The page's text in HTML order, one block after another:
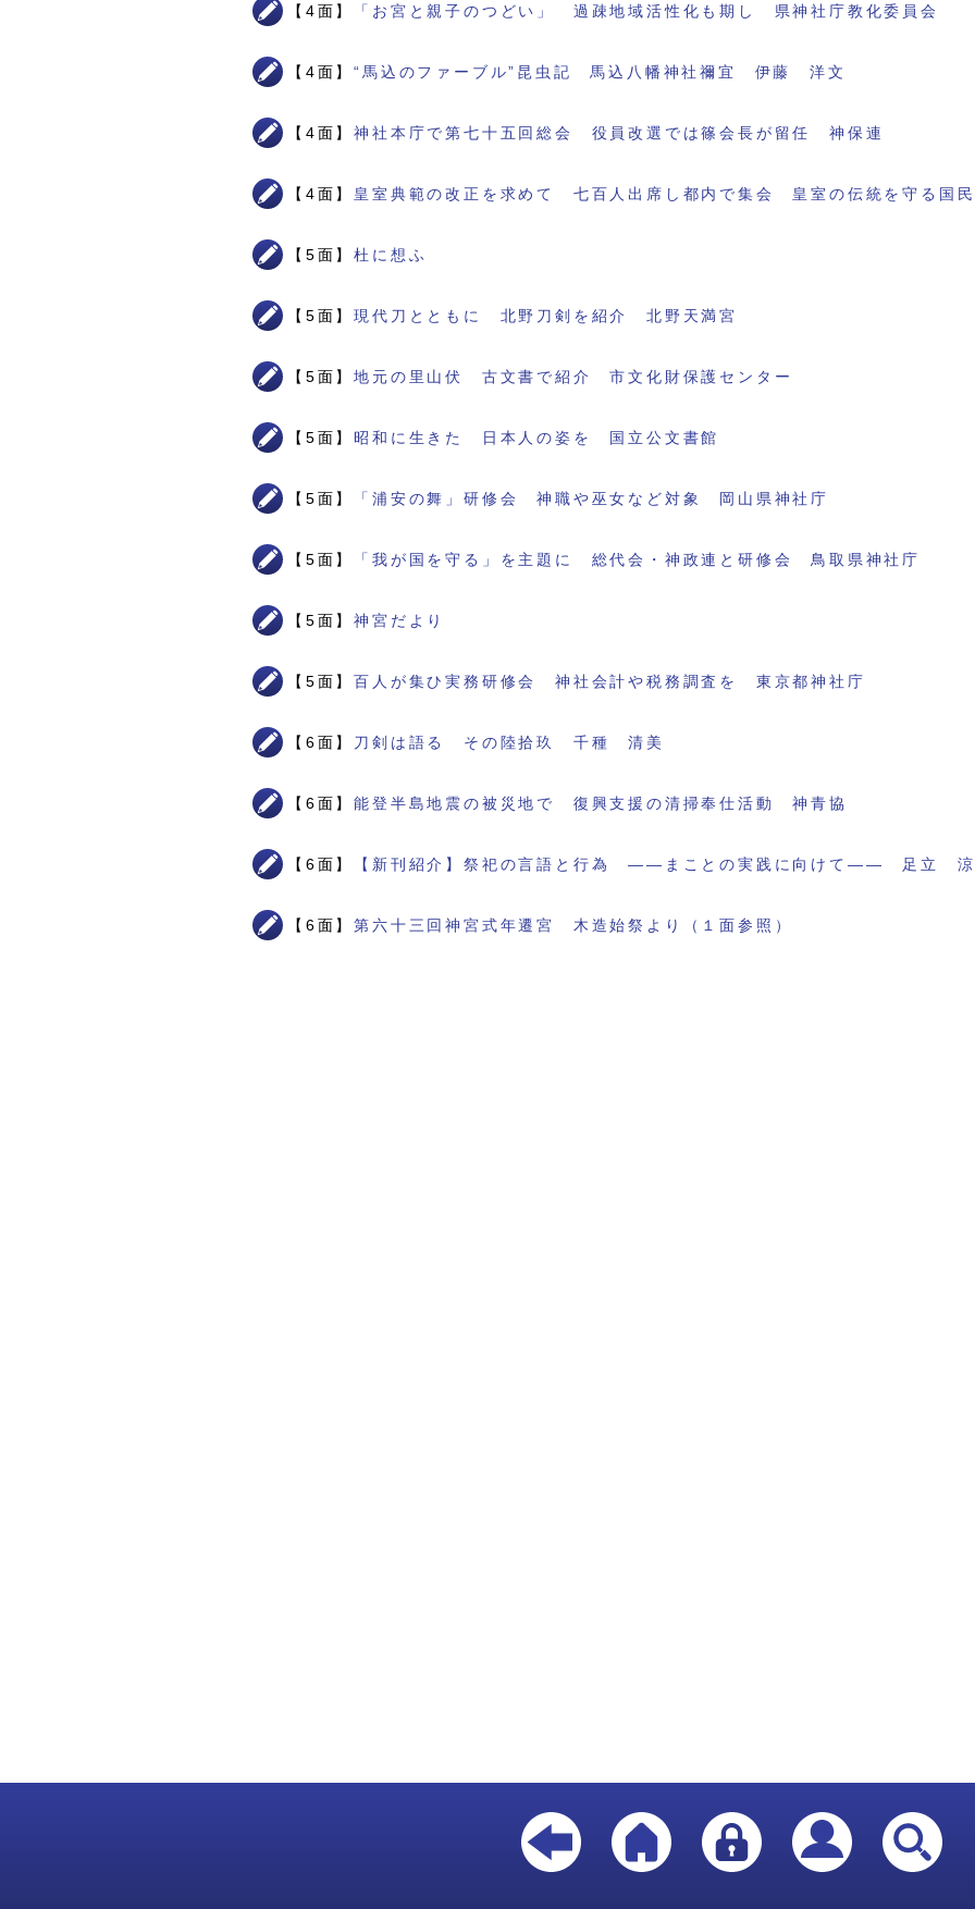
【4面】 「お宮と親子のつどい」 過疎地域活性化も期し 県神社庁教化委員会
【4面】“馬込のファーブル”昆虫記 馬込八幡神社禰宜 伊藤 洋文
【4面】神社本庁で第七十五回総会 役員改選では篠会長が留任 神保連
【4面】 皇室典範の改正を求めて 七百人出席し都内で集会 皇室の伝統を守る国
【5面】杜に想ふ
【5面】現代刀とともに 北野刀剣を紹介 北野天満宮
【5面】地元の里山伏 古文書で紹介 市文化財保護センター
【5面】 昭和に生きた 日本人の姿を 国立公文書館
【5面】 「浦安の舞」研修会 神職や巫女など対象 岡山県神社庁
【5面】 「我が国を守る」を主題に 総代会・神政連と研修会 鳥取県神社庁
【5面】神宮だより
【5面】百人が集ひ実務研修会 神社会計や税務調査を 東京都神社庁
【6面】 刀剣は語る その陸拾玖 千種 清美
【6面】能登半島地震の被災地で 復興支援の清掃奉仕活動 神青協
【6面】 【新刊紹介】祭祀の言語と行為 ――まことの実践に向けて―― 足立
【6面】第六十三回神宮式年遷宮 木造始祭より（１面参照）